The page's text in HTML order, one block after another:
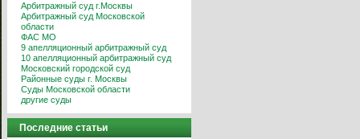
Арбитражный суд г.Москвы
Арбитражный суд Московской
области
ФАС МО
9 апелляционный арбитражный суд
10 апелляционный арбитражный суд
Московский городской суд
Районные суды г. Москвы
Суды Московской области
другие суды
Последние статьи